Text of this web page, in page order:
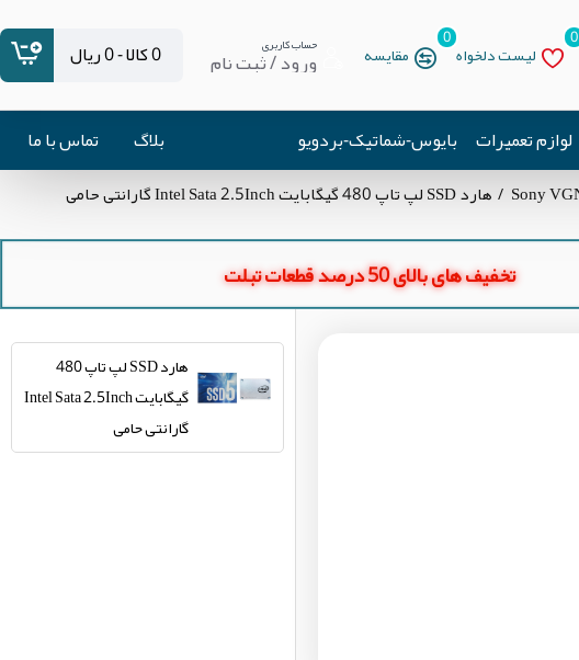
لیست دلخواه
0
مقایسه
0 حساب کاربری
ورود / ثبت نام 0 کالا - 0 ریال
لوازم تعمیرات بایوس-شماتیک-بردویو بلاگ تماس با ما
هارد SSD لپ تاپ 480 گیگابایت Intel Sata 2.5Inch گارانتی حامی
تخفیف های بالای 50 درصد قطعات تبلت
هارد SSD لپ تاپ 480
گیگابایت Intel Sata 2.5Inch
گارانتی حامی